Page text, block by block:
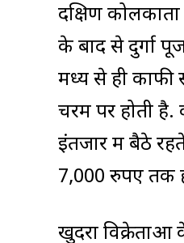
दक्षिण कोलकाता
के बाद से दुर्गा
मध्य से ही काफी
चरम पर होती
इंतजार में बैठे
7,000 रुपए तक
खुदरा विक्रेताओं